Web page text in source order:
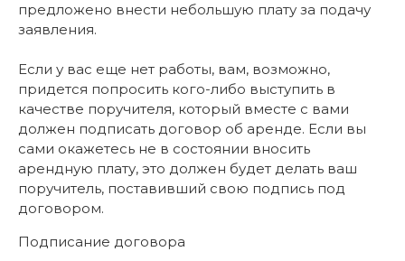
предложено внести небольшую плату за подачу
заявления.
Если у вас еще нет работы, вам, возможно,
придется попросить кого-либо выступить в
качестве поручителя, который вместе с вами
должен подписать договор об аренде. Если вы
сами окажетесь не в состоянии вносить
арендную плату, это должен будет делать ваш
поручитель, поставивший свою подпись под
договором.
Подписание договора